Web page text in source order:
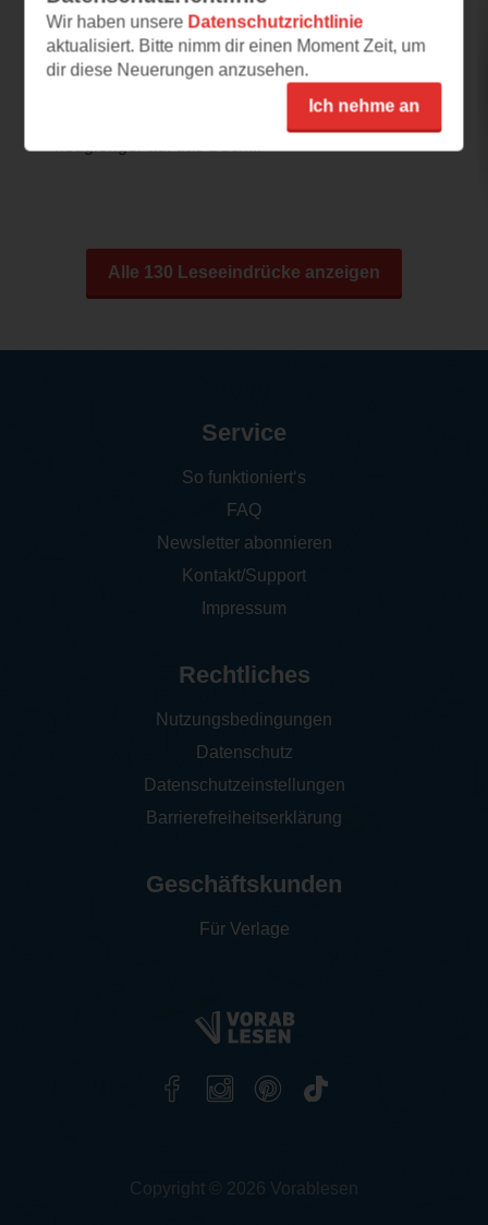
13.07.2026 – 23:52
Genau meins!
Vom Cover über die Tropes bis hin zur
Alle 130 Leseeindrücke anzeigen
Wir haben unsere Datenschutzrichtlinie
aktualisiert. Bitte nimm dir einen Moment Zeit, um
dir diese Neuerungen anzusehen.
Ich nehme an
Service
So funktioniert‘s
FAQ
Newsletter abonnieren
Kontakt/Support
Impressum
Rechtliches
Nutzungsbedingungen
Datenschutz
Datenschutzeinstellungen
Barrierefreiheitserklärung
Geschäftskunden
Für Verlage
Copyright © 2026 Vorablesen